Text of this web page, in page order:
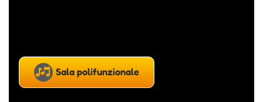
Sala polifunzionale